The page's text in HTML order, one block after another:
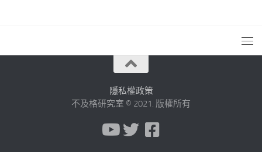
隱私權政策
不及格研究室 © 2021. 版權所有